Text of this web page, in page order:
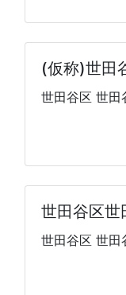
(仮称)世田
世田谷区 世
世田谷区世
世田谷区 世田